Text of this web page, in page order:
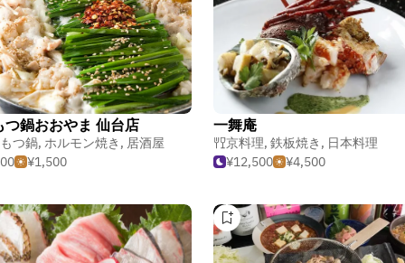
つ鍋おおやま 仙台店
つ鍋, ホルモン焼き , 居酒屋
¥1,500
一舞庵
京料理, 鉄板焼き , 日本料理
¥12,500
¥4,500